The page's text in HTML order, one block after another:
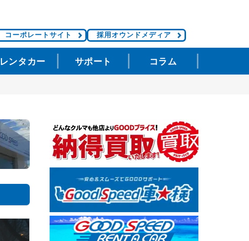
コーポレートサイト 採用オウンドメディア
レンタカー サポート コラム